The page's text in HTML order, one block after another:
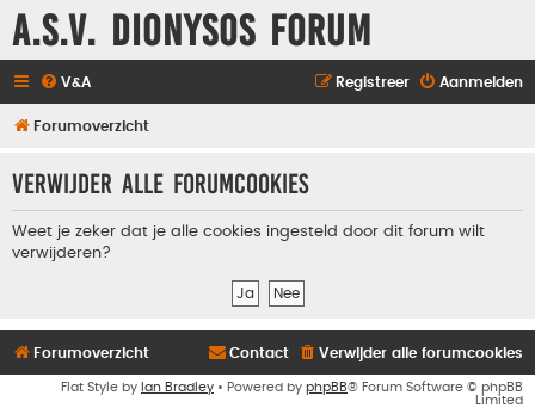
A.S.V. Dionysos Forum
V&A Aanmelden
Registreer
Forumoverzicht
Verwijder alle forumcookies
Weet je zeker dat je alle cookies ingesteld door dit forum wilt
verwijderen?
Forumoverzicht Verwijder alle forumcookies
Contact
Flat Style by Ian Bradley • Powered by phpBB® Forum Software © phpBB
Limited